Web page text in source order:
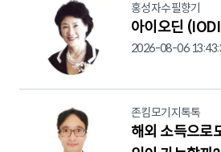
홍성자수필향기
아이오딘
2026-08-06
존킴모기지톡톡
해외 소득으로